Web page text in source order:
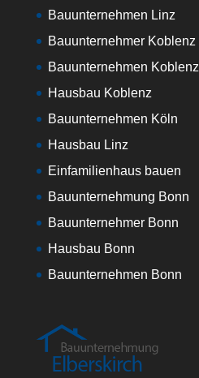
Bauunternehmen Linz
Bauunternehmer Koblenz
Bauunternehmen Koblenz
Hausbau Koblenz
Bauunternehmen Köln
Hausbau Linz
Einfamilienhaus bauen
Bauunternehmung Bonn
Bauunternehmer Bonn
Hausbau Bonn
Bauunternehmen Bonn